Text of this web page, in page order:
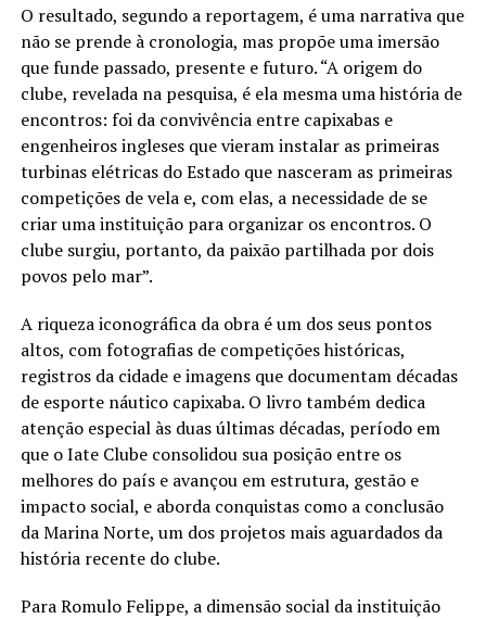
O resultado, segundo a reportagem, é uma narrativa que
não se prende à cronologia, mas propõe uma imersão
que funde passado, presente e futuro. “A origem do
clube, revelada na pesquisa, é ela mesma uma história de
encontros: foi da convivência entre capixabas e
engenheiros ingleses que vieram instalar as primeiras
turbinas elétricas do Estado que nasceram as primeiras
competições de vela e, com elas, a necessidade de se
criar uma instituição para organizar os encontros. O
clube surgiu, portanto, da paixão partilhada por dois
povos pelo mar”.
A riqueza iconográfica da obra é um dos seus pontos
altos, com fotografias de competições históricas,
registros da cidade e imagens que documentam décadas
de esporte náutico capixaba. O livro também dedica
atenção especial às duas últimas décadas, período em
que o Iate Clube consolidou sua posição entre os
melhores do país e avançou em estrutura, gestão e
impacto social, e aborda conquistas como a conclusão
da Marina Norte, um dos projetos mais aguardados da
história recente do clube.
Para Romulo Felippe, a dimensão social da instituição